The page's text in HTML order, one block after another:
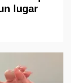
lugar